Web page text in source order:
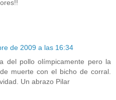
de 2009 a las 16:34
del pollo olímpicamente pero la
muerte con el bicho de corral.
Un abrazo Pilar